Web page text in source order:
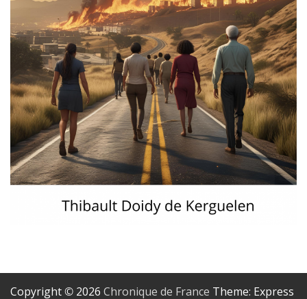
Copyright © 2026 Chronique de France Theme: Express